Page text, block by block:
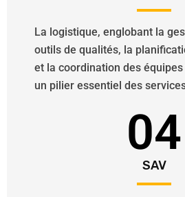
La logistique, englobant la
outils de qualités, la
et la coordination des
un pilier essentiel des
04
SAV